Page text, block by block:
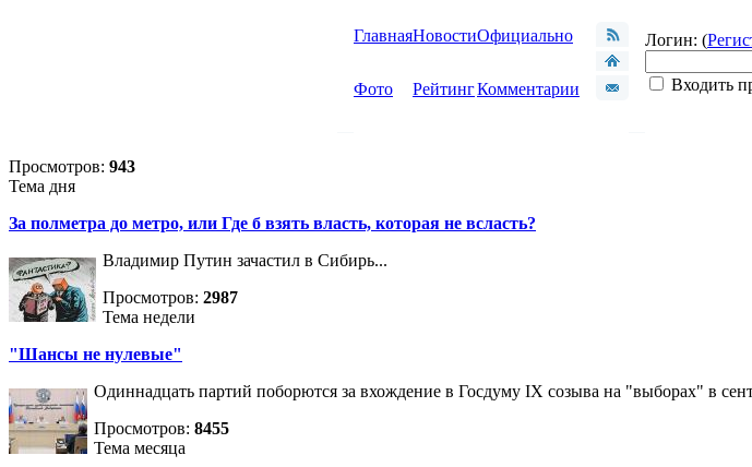
ГлавнаяНовостиОфициально
Фото РейтингКомментарии
Логин: (
Входить
Просмотров: 943
Тема дня
За полметра до метро, или Где б взять власть, которая не всласть?
Владимир Путин зачастил в Сибирь...
Просмотров: 2987
Тема недели
"Шансы не нулевые"
Одиннадцать партий поборются за вхождение в Госдуму IX созыва на "выборах" в
Просмотров: 8455
Тема месяца